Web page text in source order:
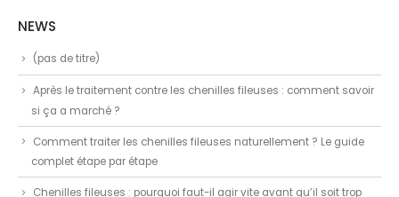
NEWS
(pas de titre)
Après le traitement contre les chenilles fileuses : comment savoir
si ça a marché ?
Comment traiter les chenilles fileuses naturellement ? Le guide
complet étape par étape
Chenilles fileuses : pourquoi faut-il agir vite avant qu’il soit trop